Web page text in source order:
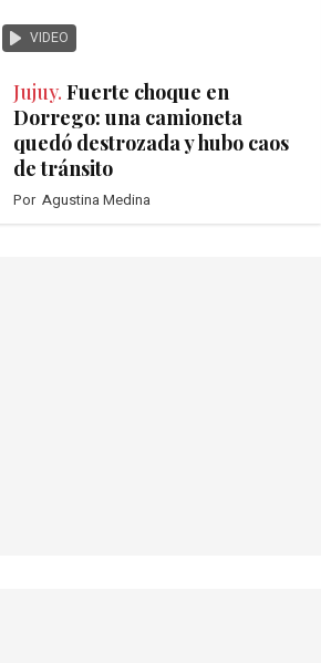
VIDEO
Jujuy. Fuerte choque en
Dorrego: una camioneta
quedó destrozada y hubo caos
de tránsito
Por Agustina Medina